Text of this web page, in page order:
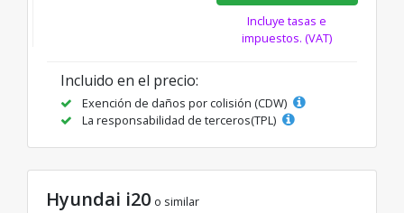
Incluye tasas e
impuestos. (VAT)
Incluido en el precio:
Exención de daños por colisión (CDW)
La responsabilidad de terceros(TPL)
Hyundai i20 o similar